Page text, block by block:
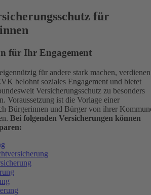
für
für Ihr Engagement
für andere stark machen, verdienen
belohnt soziales Engagement und bietet
Versicherungsschutz zu besonders
Voraussetzung ist die Vorlage einer
Bürgerinnen und Bürger von ihrer
Bei folgenden Versicherungen können